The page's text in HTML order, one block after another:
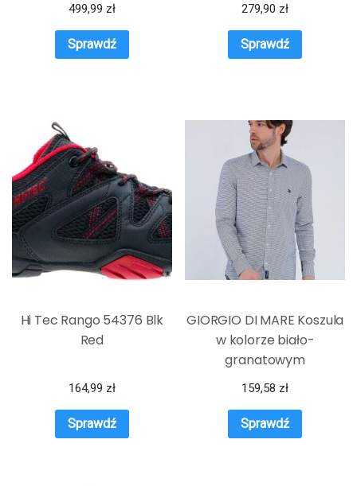
499,99 zł
Sprawdź
279,90 zł
Sprawdź
Hi Tec Rango 54376 Blk
Red
164,99 zł
Sprawdź
GIORGIO DI MARE Koszula
w kolorze biało-
granatowym
159,58 zł
Sprawdź